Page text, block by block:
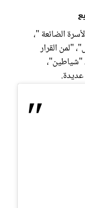
الضائعة "،
"لمن القرار
"شياطين"،